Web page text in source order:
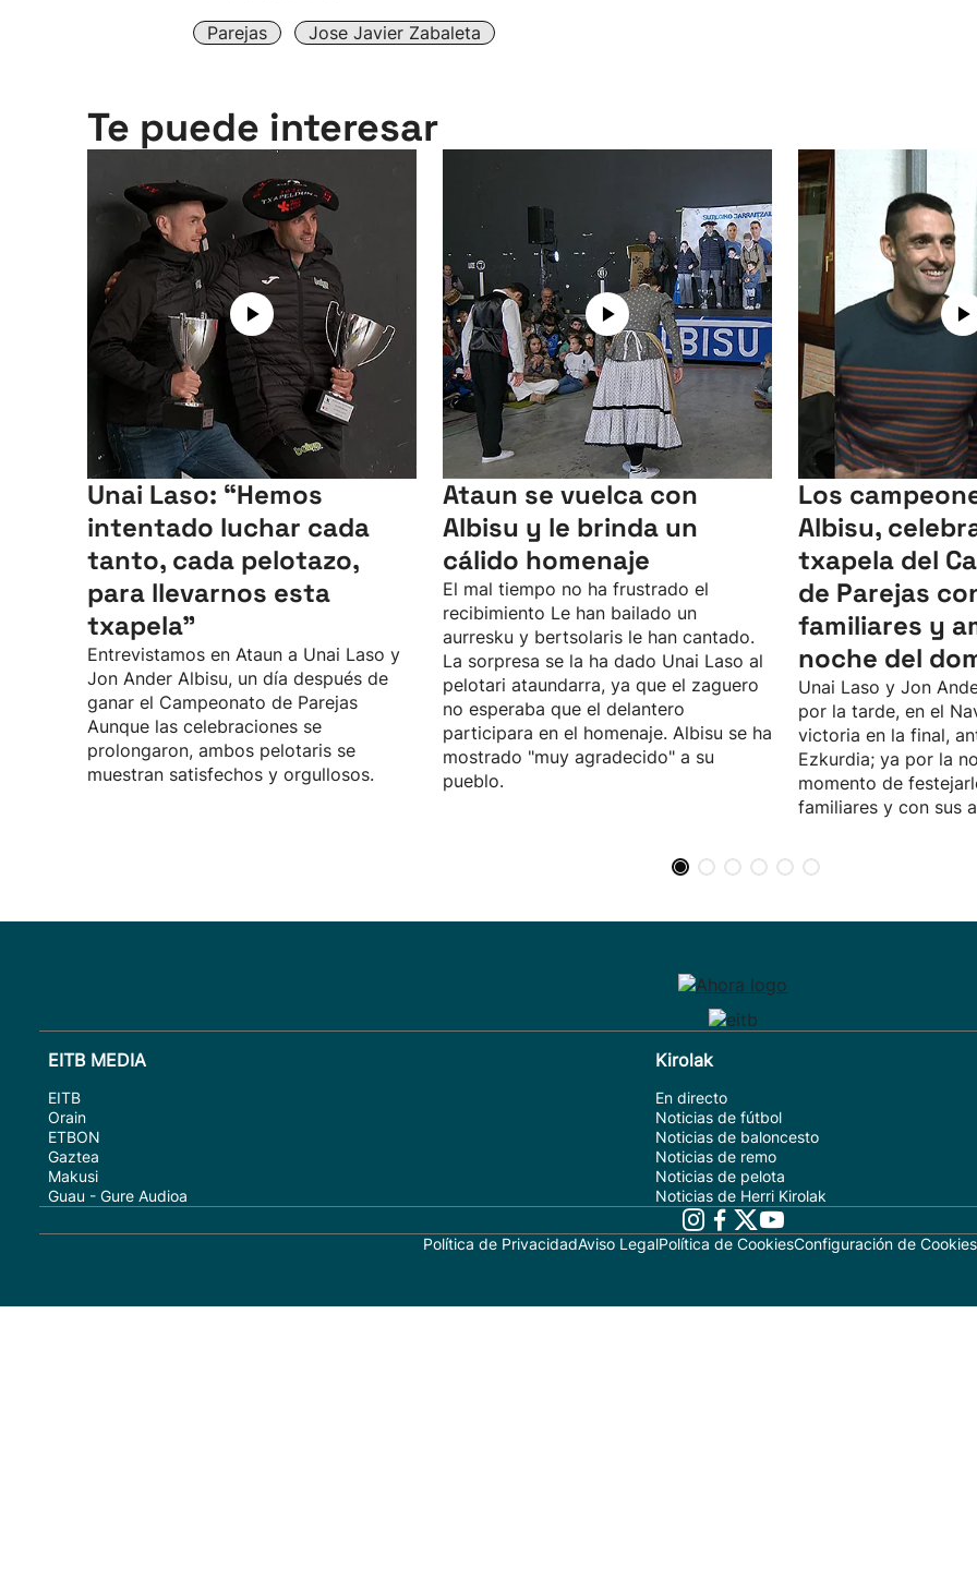
Parejas Jose Javier Zabaleta
Te puede interesar
Unai Laso: “Hemos
intentado luchar cada
tanto, cada pelotazo,
para llevarnos esta
txapela”
Entrevistamos en Ataun a Unai Laso y
Jon Ander Albisu, un día después de
ganar el Campeonato de Parejas
Aunque las celebraciones se
prolongaron, ambos pelotaris se
muestran satisfechos y orgullosos.
Ataun se vuelca con
Albisu y le brinda un
cálido homenaje
El mal tiempo no ha frustrado el
recibimiento Le han bailado un
aurresku y bertsolaris le han cantado.
La sorpresa se la ha dado Unai Laso al
pelotari ataundarra, ya que el zaguero
no esperaba que el delantero
participara en el homenaje. Albisu se ha
mostrado "muy agradecido" a su
pueblo.
Los
Albisu,
txapela del
de Parejas
familiares y
noche del
Unai Laso y Jon
por la tarde, en el
victoria en la final,
Ezkurdia; ya por la
momento de
familiares y con sus
EITB MEDIA
EITB
Orain
ETBON
Gaztea
Makusi
Guau - Gure Audioa
Kirolak
En directo
Noticias de fútbol
Noticias de baloncesto
Noticias de remo
Noticias de pelota
Noticias de Herri Kirolak
Política de PrivacidadAviso LegalPolítica de CookiesConfiguración de Cookies